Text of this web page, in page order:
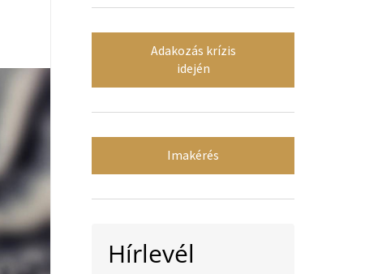
Adakozás krízis
idején
Imakérés
Hírlevél